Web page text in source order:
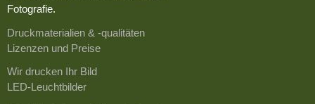
Fotografie.
Druckmaterialien & -qualitäten
Lizenzen und Preise
Wir drucken Ihr Bild
LED-Leuchtbilder